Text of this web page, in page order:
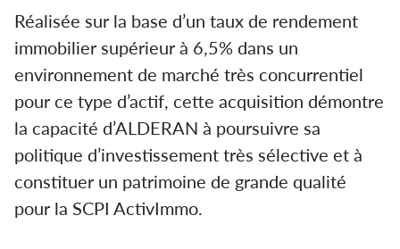
Réalisée sur la base d’un taux de rendement
immobilier supérieur à 6,5% dans un
environnement de marché très concurrentiel
pour ce type d’actif, cette acquisition démontre
la capacité d’ALDERAN à poursuivre sa
politique d’investissement très sélective et à
constituer un patrimoine de grande qualité
pour la SCPI ActivImmo.